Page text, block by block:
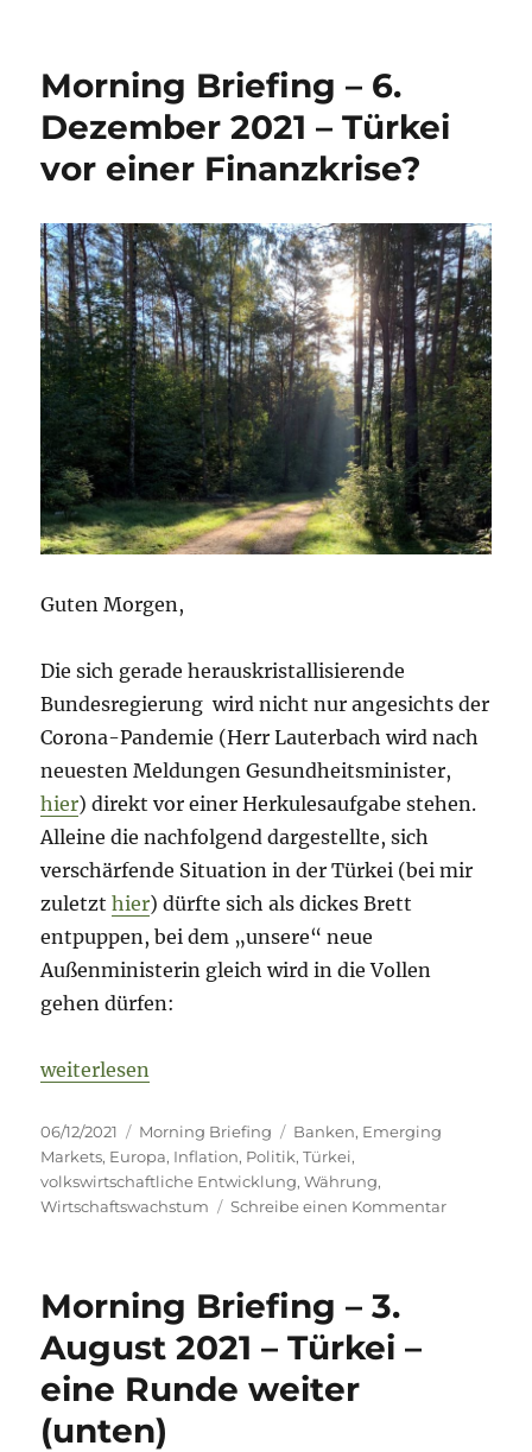
–
29
Morning Briefing – 6.
Dezember 2021 – Türkei
vor einer Finanzkrise?
Guten Morgen,
Die sich gerade herauskristallisierende
Bundesregierung wird nicht nur angesichts der
Corona-Pandemie (Herr Lauterbach wird nach
neuesten Meldungen Gesundheitsminister,
hier) direkt vor einer Herkulesaufgabe stehen.
Alleine die nachfolgend dargestellte, sich
verschärfende Situation in der Türkei (bei mir
zuletzthier) dürfte sich als dickes Brett
entpuppen, bei dem „unsere“ neue
Außenministerin gleich wird in die Vollen
gehen dürfen:
„Morning Briefing – 6. Dezember 2021 – Türkei
weiterlesen
Veröffentlicht
am
06/12/2021 Kategorien
Morning Briefing Schlagwörter
Banken, Emerging
Markets, Europa, Inflation, Politik,Türkei,
volkswirtschaftliche Entwicklung,Währung,
Wirtschaftswachstum
Schreibe einen Kommentarzu
Morning Briefing – 3.
August 2021 – Türkei –
eine Runde weiter
(unten)